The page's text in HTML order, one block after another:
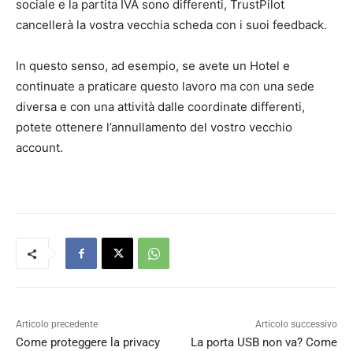
sociale e la partita IVA sono differenti, TrustPilot
cancellerà la vostra vecchia scheda con i suoi feedback.
In questo senso, ad esempio, se avete un Hotel e
continuate a praticare questo lavoro ma con una sede
diversa e con una attività dalle coordinate differenti,
potete ottenere l’annullamento del vostro vecchio
account.
Articolo precedente
Come proteggere la privacy
Articolo successivo
La porta USB non va? Come